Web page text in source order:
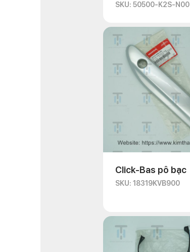
SKU: 50500-K2S-N00
Click-Bas pô bạc
SKU: 18319KVB900